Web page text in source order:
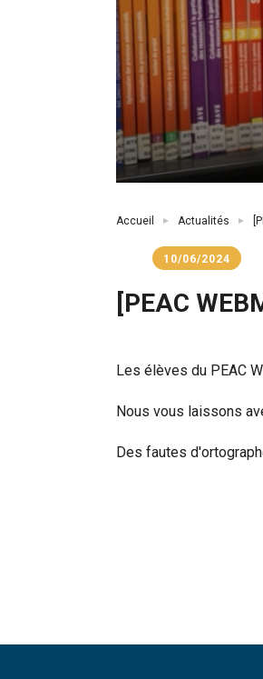
Fil
Accueil Actualités
10/06/2024
[PEAC
Les élèves du PEAC
Nous vous laissons
Des fautes